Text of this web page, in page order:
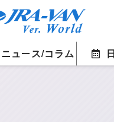
ニュース/コラム